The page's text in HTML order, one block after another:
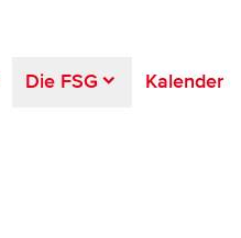
Die FSG Kalender